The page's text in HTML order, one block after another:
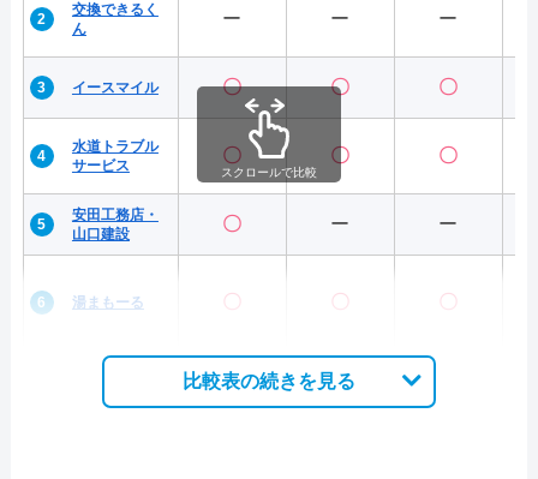
交換できるく
ん
ー ー ー
イースマイル 〇 〇 〇
水道トラブル
サービス
〇 〇 〇
安田工務店・
山口建設
〇 ー ー
湯まもーる 〇 〇 〇
スクロールで比較
比較表の続きを見る